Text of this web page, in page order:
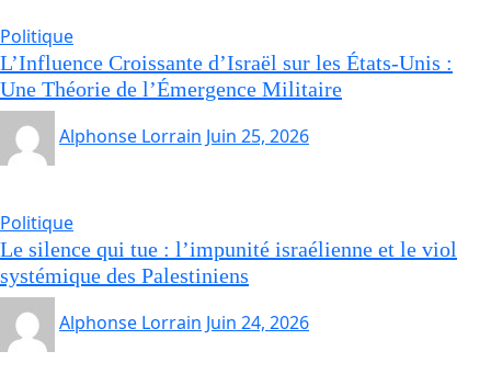
Politique
L’Influence Croissante d’Israël sur les États-Unis :
Une Théorie de l’Émergence Militaire
Alphonse Lorrain Juin 25, 2026
Politique
Le silence qui tue : l’impunité israélienne et le viol
systémique des Palestiniens
Alphonse Lorrain Juin 24, 2026